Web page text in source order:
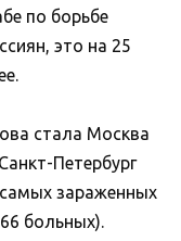
по борьбе
это на 25
стала Москва
Петербург
зараженных
больных).